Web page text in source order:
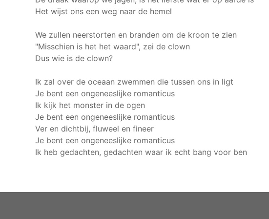
Het wijst ons een weg naar de hemel
We zullen neerstorten en branden om de kroon te zien
"Misschien is het het waard", zei de clown
Dus wie is de clown?
Ik zal over de oceaan zwemmen die tussen ons in ligt
Je bent een ongeneeslijke romanticus
Ik kijk het monster in de ogen
Je bent een ongeneeslijke romanticus
Ver en dichtbij, fluweel en fineer
Je bent een ongeneeslijke romanticus
Ik heb gedachten, gedachten waar ik echt bang voor ben